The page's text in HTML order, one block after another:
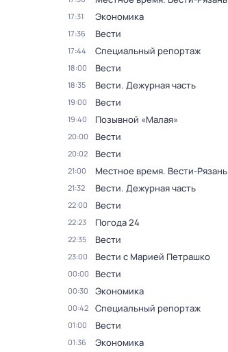
17:31 Экономика
17:36 Вести
17:44 Специальный репортаж
18:00 Вести
18:35 Вести. Дежурная часть
19:00 Вести
19:40 Позывной «Малая»
20:00 Вести
20:02 Вести
21:00 Местное время. Вести-Рязань
21:32 Вести. Дежурная часть
22:00 Вести
22:23 Погода 24
22:35 Вести
23:00 Вести с Марией Петрашко
00:00 Вести
00:30 Экономика
00:42 Специальный репортаж
01:00 Вести
01:36 Экономика